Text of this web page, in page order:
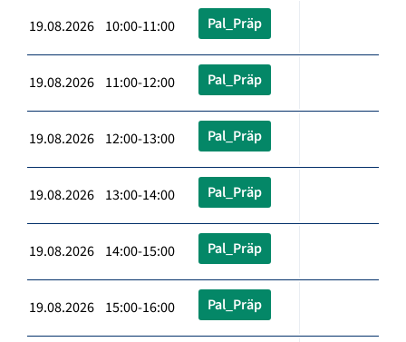
19.08.2026 10:00-11:00 Pal_Präp
19.08.2026 11:00-12:00 Pal_Präp
19.08.2026 12:00-13:00 Pal_Präp
19.08.2026 13:00-14:00 Pal_Präp
19.08.2026 14:00-15:00 Pal_Präp
19.08.2026 15:00-16:00 Pal_Präp